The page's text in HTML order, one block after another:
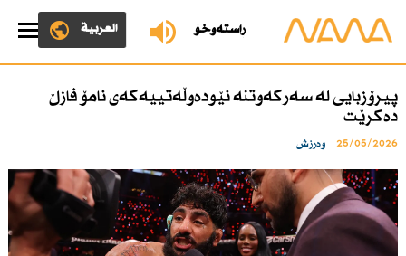
ڕاستەوخۆ العربية
پیرۆزبایی لە سەركەوتنە نێودەوڵەتییەكەی نامۆ فازڵ
دەكرێت
25/05/2026 وەرزش